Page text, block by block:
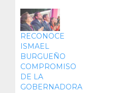
RECONOCE
ISMAEL
BURGUEÑO
COMPROMISO
DE LA
GOBERNADORA